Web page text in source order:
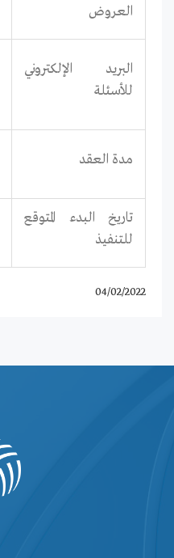
العروض
البريد الإلكتروني
للأسئلة
مدة العقد
تاريخ البدء المتوقع
للتنفيذ
04/02/2022